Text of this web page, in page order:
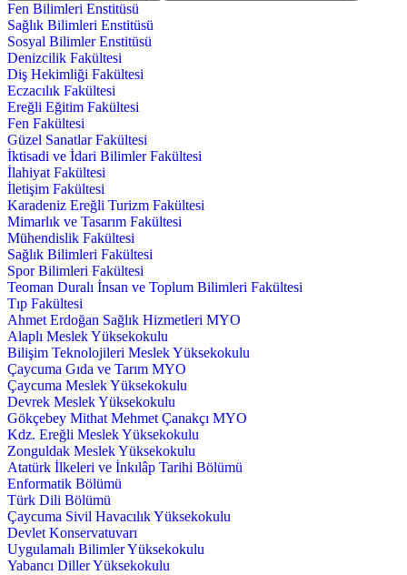
Fen Bilimleri Enstitüsü
Sağlık Bilimleri Enstitüsü
Sosyal Bilimler Enstitüsü
Denizcilik Fakültesi
Diş Hekimliği Fakültesi
Eczacılık Fakültesi
Ereğli Eğitim Fakültesi
Fen Fakültesi
Güzel Sanatlar Fakültesi
İktisadi ve İdari Bilimler Fakültesi
İlahiyat Fakültesi
İletişim Fakültesi
Karadeniz Ereğli Turizm Fakültesi
Mimarlık ve Tasarım Fakültesi
Mühendislik Fakültesi
Sağlık Bilimleri Fakültesi
Spor Bilimleri Fakültesi
Teoman Duralı İnsan ve Toplum Bilimleri Fakültesi
Tıp Fakültesi
Ahmet Erdoğan Sağlık Hizmetleri MYO
Alaplı Meslek Yüksekokulu
Bilişim Teknolojileri Meslek Yüksekokulu
Çaycuma Gıda ve Tarım MYO
Çaycuma Meslek Yüksekokulu
Devrek Meslek Yüksekokulu
Gökçebey Mithat Mehmet Çanakçı MYO
Kdz. Ereğli Meslek Yüksekokulu
Zonguldak Meslek Yüksekokulu
Atatürk İlkeleri ve İnkılâp Tarihi Bölümü
Enformatik Bölümü
Türk Dili Bölümü
Çaycuma Sivil Havacılık Yüksekokulu
Devlet Konservatuvarı
Uygulamalı Bilimler Yüksekokulu
Yabancı Diller Yüksekokulu